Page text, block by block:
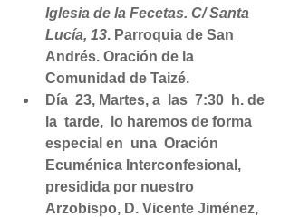
Iglesia de la Fecetas. C/ Santa
Lucía, 13. Parroquia de San
Andrés. Oración de la
Comunidad de Taizé.
Día  23, Martes, a  las  7:30  h. de
la  tarde,  lo haremos de forma
especial en  una  Oración
Ecuménica Interconfesional,
presidida por nuestro
Arzobispo, D. Vicente Jiménez,